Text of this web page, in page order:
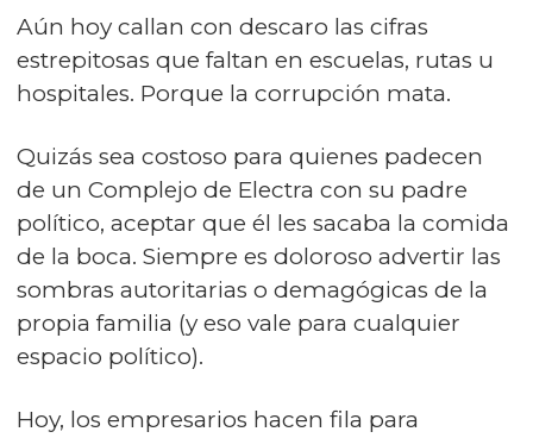
Aún hoy callan con descaro las cifras
estrepitosas que faltan en escuelas, rutas u
hospitales. Porque la corrupción mata.
Quizás sea costoso para quienes padecen
de un Complejo de Electra con su padre
político, aceptar que él les sacaba la comida
de la boca. Siempre es doloroso advertir las
sombras autoritarias o demagógicas de la
propia familia (y eso vale para cualquier
espacio político).
Hoy, los empresarios hacen fila para